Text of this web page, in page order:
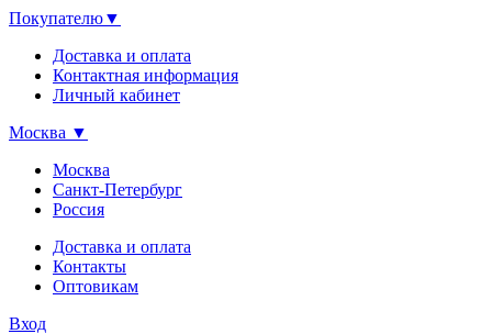
Покупателю▼
Доставка и оплата
Контактная информация
Личный кабинет
Москва ▼
Москва
Санкт-Петербург
Россия
Доставка и оплата
Контакты
Оптовикам
Вход